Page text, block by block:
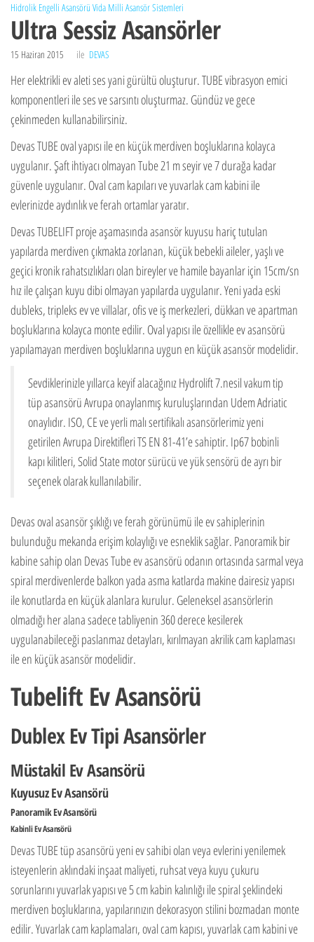
Hidrolik Engelli Asansörü Vida Milli Asansör Sistemleri
Ultra Sessiz Asansörler
15 Haziran 2015 ile DEVAS
Her elektrikli ev aleti ses yani gürültü oluşturur. TUBE vibrasyon emici
komponentleri ile ses ve sarsıntı oluşturmaz. Gündüz ve gece
çekinmeden kullanabilirsiniz.
Devas TUBE oval yapısı ile en küçük merdiven boşluklarına kolayca
uygulanır. Şaft ihtiyacı olmayan Tube 21 m seyir ve 7 durağa kadar
güvenle uygulanır. Oval cam kapıları ve yuvarlak cam kabini ile
evlerinizde aydınlık ve ferah ortamlar yaratır.
Devas TUBELIFT proje aşamasında asansör kuyusu hariç tutulan
yapılarda merdiven çıkmakta zorlanan, küçük bebekli aileler, yaşlı ve
geçici kronik rahatsızlıkları olan bireyler ve hamile bayanlar için 15cm/sn
hız ile çalışan kuyu dibi olmayan yapılarda uygulanır. Yeni yada eski
dubleks, tripleks ev ve villalar, ofis ve iş merkezleri, dükkan ve apartman
boşluklarına kolayca monte edilir. Oval yapısı ile özellikle ev asansörü
yapılamayan merdiven boşluklarına uygun en küçük asansör modelidir.
Sevdiklerinizle yıllarca keyif alacağınız Hydrolift 7.nesil vakum tip
tüp asansörü Avrupa onaylanmış kuruluşlarından Udem Adriatic
onaylıdır. ISO, CE ve yerli malı sertifikalı asansörlerimiz yeni
getirilen Avrupa Direktifleri TS EN 81-41’e sahiptir. Ip67 bobinli
kapı kilitleri, Solid State motor sürücü ve yük sensörü de ayrı bir
seçenek olarak kullanılabilir.
Devas oval asansör şıklığı ve ferah görünümü ile ev sahiplerinin
bulunduğu mekanda erişim kolaylığı ve esneklik sağlar. Panoramik bir
kabine sahip olan Devas Tube ev asansörü odanın ortasında sarmal veya
spiral merdivenlerde balkon yada asma katlarda makine dairesiz yapısı
ile konutlarda en küçük alanlara kurulur. Geleneksel asansörlerin
olmadığı her alana sadece tabliyenin 360 derece kesilerek
uygulanabileceği paslanmaz detayları, kırılmayan akrilik cam kaplaması
ile en küçük asansör modelidir.
Tubelift Ev Asansörü
Dublex Ev Tipi Asansörler
Müstakil Ev Asansörü
Kuyusuz Ev Asansörü
Panoramik Ev Asansörü
Kabinli Ev Asansörü
Devas TUBE tüp asansörü yeni ev sahibi olan veya evlerini yenilemek
isteyenlerin aklındaki inşaat maliyeti, ruhsat veya kuyu çukuru
sorunlarını yuvarlak yapısı ve 5 cm kabin kalınlığı ile spiral şeklindeki
merdiven boşluklarına, yapılarınızın dekorasyon stilini bozmadan monte
edilir. Yuvarlak cam kaplamaları, oval cam kapısı, yuvarlak cam kabini ve